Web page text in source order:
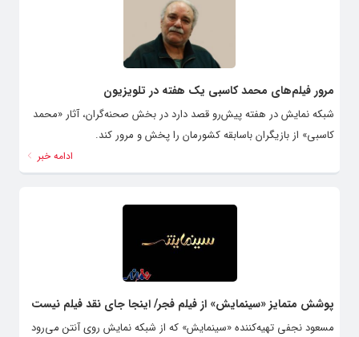
مرور فیلم‌های محمد کاسبی یک هفته در تلویزیون
شبکه نمایش در هفته پیش‌رو قصد دارد در بخش صحنه‌گران، آثار «محمد
کاسبی» از بازیگران باسابقه کشورمان را پخش و مرور کند.
ادامه خبر
پوشش متمایز «سینمایش» از فیلم فجر/ اینجا جای نقد فیلم نیست
مسعود نجفی تهیه‌کننده «سینمایش» که از شبکه نمایش روی آنتن می‌رود